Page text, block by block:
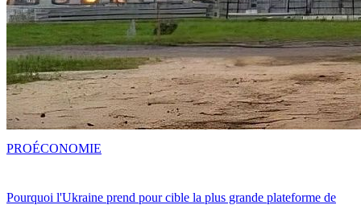
Pourquoi l'Ukraine prend pour cible la plus grande plateforme de
PROÉCONOMIE